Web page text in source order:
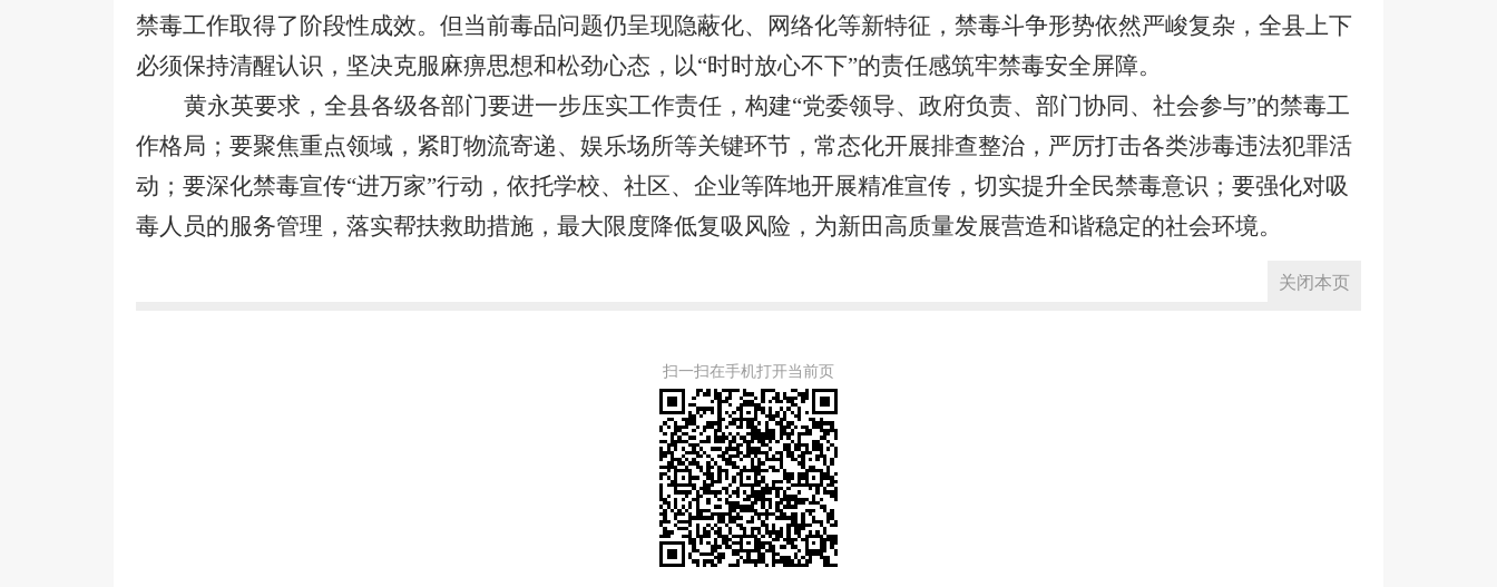
禁毒工作取得了阶段性成效。但当前毒品问题仍呈现隐蔽化、网络化等新特征，禁毒斗争形势依然严峻复杂，全县上下
必须保持清醒认识，坚决克服麻痹思想和松劲心态，以“时时放心不下”的责任感筑牢禁毒安全屏障。
黄永英要求，全县各级各部门要进一步压实工作责任，构建“党委领导、政府负责、部门协同、社会参与”的禁毒工
作格局；要聚焦重点领域，紧盯物流寄递、娱乐场所等关键环节，常态化开展排查整治，严厉打击各类涉毒违法犯罪活
动；要深化禁毒宣传“进万家”行动，依托学校、社区、企业等阵地开展精准宣传，切实提升全民禁毒意识；要强化对吸
毒人员的服务管理，落实帮扶救助措施，最大限度降低复吸风险，为新田高质量发展营造和谐稳定的社会环境。
关闭本页
扫一扫在手机打开当前页